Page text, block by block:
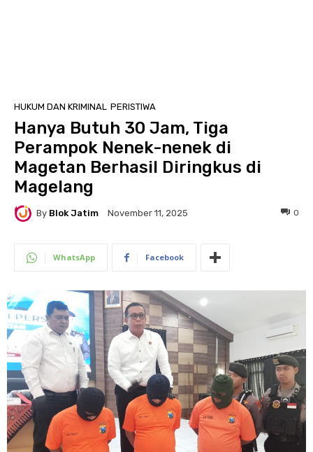
HUKUM DAN KRIMINAL PERISTIWA
Hanya Butuh 30 Jam, Tiga
Perampok Nenek-nenek di
Magetan Berhasil Diringkus di
Magelang
By Blok Jatim November 11, 2025 0
WhatsApp Facebook